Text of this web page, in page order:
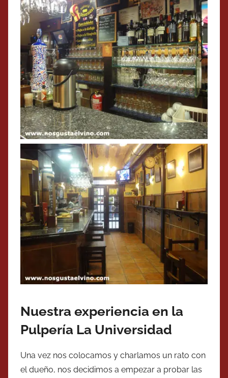
Nuestra experiencia en la
Pulpería La Universidad
Una vez nos colocamos y charlamos un rato con
el dueño, nos decidimos a empezar a probar las